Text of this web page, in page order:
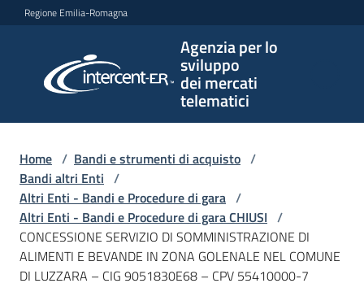
Vai al contenuto
Vai alla navigazione
Vai al footer
Regione Emilia-Romagna
Agenzia per lo
sviluppo
dei mercati
telematici
per lo
sviluppo
telematici
L'Agenzia
Home / Bandi e strumenti di acquisto /
Bandi altri Enti /
Altri Enti - Bandi e Procedure di gara /
Altri Enti - Bandi e Procedure di gara CHIUSI /
CONCESSIONE SERVIZIO DI SOMMINISTRAZIONE DI
ALIMENTI E BEVANDE IN ZONA GOLENALE NEL COMUNE
DI LUZZARA – CIG 9051830E68 – CPV 55410000-7